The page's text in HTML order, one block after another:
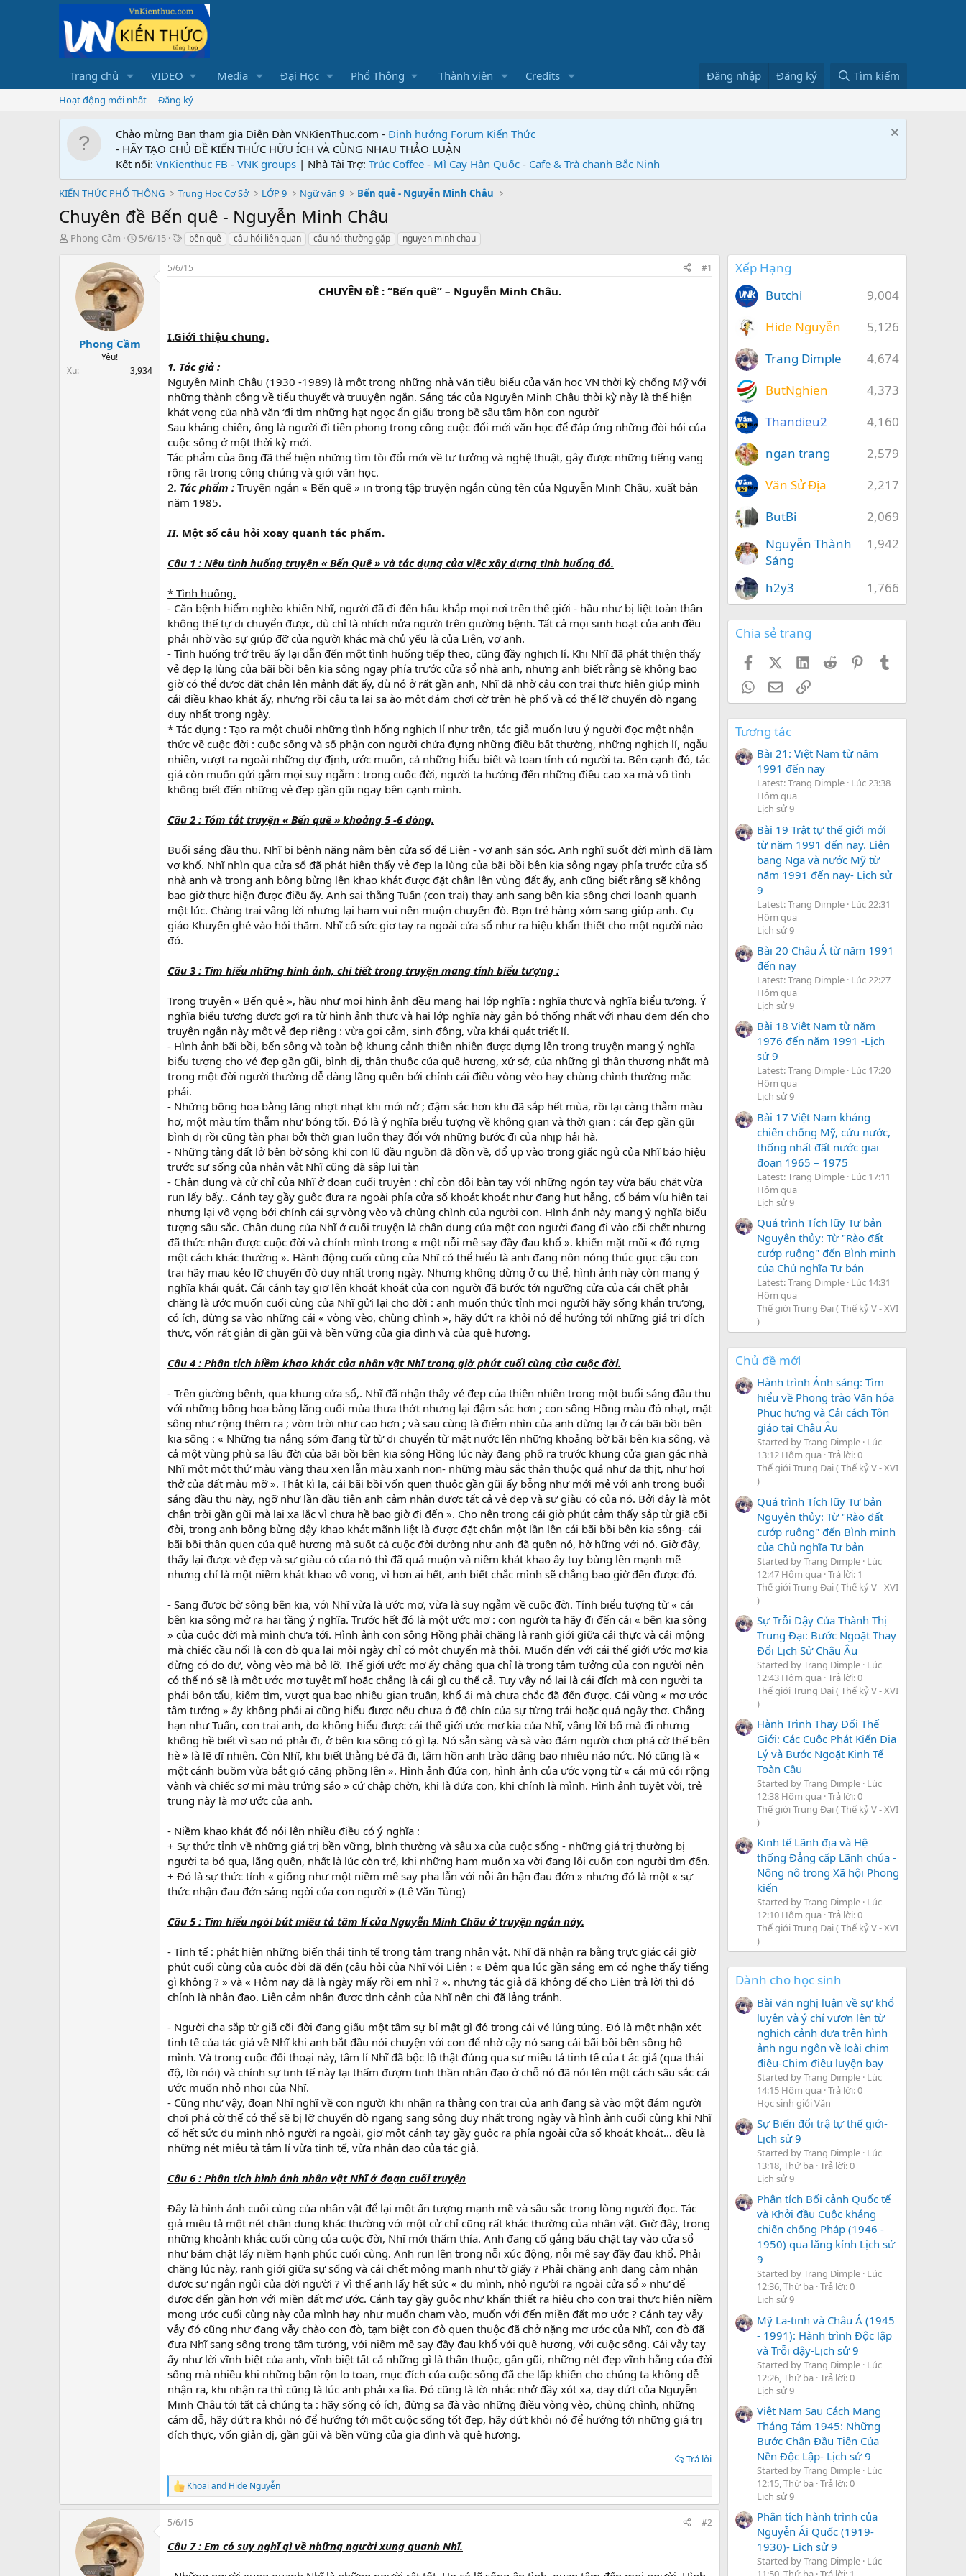
Trang chủ VIDEO Media Đại Học Phổ Thông Thành viên Credits Đăng nhập Đăng ký Tìm kiếm
Hoạt động mới nhất Đăng ký
Chào mừng Bạn tham gia Diễn Đàn VNKienThuc.com - Định hướng Forum Kiến Thức
- HÃY TẠO CHỦ ĐỀ KIẾN THỨC HỮU ÍCH VÀ CÙNG NHAU THẢO LUẬN
Kết nối: VnKienthuc FB - VNK groups | Nhà Tài Trợ: Trúc Coffee - Mì Cay Hàn Quốc - Cafe & Trà chanh Bắc Ninh
KIẾN THỨC PHỔ THÔNG Trung Học Cơ Sở LỚP 9 Ngữ văn 9 Bến quê - Nguyễn Minh Châu
Chuyên đề Bến quê - Nguyễn Minh Châu
T
t
Phong Cầm
N
y
g
ử
i
5/6/15
T
k
h
bến quê câu hỏi liên quan câu hỏi thường gặp nguyen minh chau
Phong Cầm
Yêu!
Xu
3,934
5/6/15 #1
CHUYÊN ĐỀ : “Bến quê” – Nguyễn Minh Châu.
I.Giới thiệu chung.
1. Tác giả :
Nguyễn Minh Châu (1930 -1989) là một trong những nhà văn tiêu biểu của văn học VN thời kỳ chống Mỹ với
những thành công về tiểu thuyết và truuyện ngắn. Sáng tác của Nguyễn Minh Châu thời kỳ này là thể hiện
khát vọng của nhà văn ‘đi tìm những hạt ngọc ẩn giấu trong bề sâu tâm hồn con người’
Sau kháng chiến, ông là người đi tiên phong trong công cuộc đổi mới văn học để đáp ứng những đòi hỏi của
cuộc sống ở một thời kỳ mới.
Tác phẩm của ông đã thể hiện những tìm tòi đổi mới về tư tưởng và nghệ thuật, gây được những tiếng vang
rộng rãi trong công chúng và giới văn học.
2. Tác phẩm : Truyện ngắn « Bến quê » in trong tập truyện ngắn cùng tên của Nguyễn Minh Châu, xuất bản
năm 1985.
II. Một số câu hỏi xoay quanh tác phẩm.
Câu 1 : Nêu tình huống truyện « Bến Quê » và tác dụng của việc xây dựng tình huống đó.
* Tình huống.
- Căn bệnh hiểm nghèo khiến Nhĩ, người đã đi đến hầu khắp mọi nơi trên thế giới - hầu như bị liệt toàn thân
không thế tự di chuyển được, dù chỉ là nhích nửa người trên giường bệnh. Tất cả mọi sinh hoạt của anh đều
phải nhờ vào sự giúp đỡ của người khác mà chủ yếu là của Liên, vợ anh.
- Tình huống trớ trêu ấy lại dẫn đến một tình huống tiếp theo, cũng đầy nghịch lí. Khi Nhĩ đã phát thiện thấy
vẻ đẹp lạ lùng của bãi bồi bên kia sông ngay phía trước cửa sổ nhà anh, nhưng anh biết rằng sẽ không bao
giờ có thể được đặt chân lên mảnh đất ấy, dù nó ở rất gần anh, Nhĩ đã nhờ cậu con trai thực hiện giúp mình
cái điều khao khát ấy, nhưng rồi cậu ta lại sa ào một đám chơi cờ trên hè phố và có thể lỡ chuyến đò ngang
duy nhất trong ngày.
* Tác dụng : Tạo ra một chuỗi những tình hống nghịch lí như trên, tác giả muốn lưu ý người đọc một nhận
thức về cuộc đời : cuộc sống và số phận con người chứa đựng những điều bất thường, những nghịch lí, ngẫu
nhiên, vượt ra ngoài những dự định, ước muốn, cả những hiểu biết và toan tính củ người ta. Bên cạnh đó, tác
giả còn muốn gửi gắm mọi suy ngẫm : trong cuộc đời, người ta hướng đến những điều cao xa mà vô tình
không biết đến những vẻ đẹp gần gũi ngay bên cạnh mình.
Câu 2 : Tóm tắt truyện « Bến quê » khoảng 5 -6 dòng.
Buổi sáng đầu thu. Nhĩ bị bệnh nặng nằm bên cửa sổ để Liên - vợ anh săn sóc. Anh nghĩ suốt đời mình đã làm
vợ khổ. Nhĩ nhìn qua cửa sổ đã phát hiện thấy vẻ đẹp lạ lùng của bãi bồi bên kia sông ngay phía trước cửa sổ
nhà anh và trong anh bỗng bừng lên khao khát được đặt chân lên vùng đất ấy, anh cũng biết rằng sẽ không
bao giờ thực hiện được điều ấy. Anh sai thằng Tuấn (con trai) thay anh sang bên kia sông chơi loanh quanh
một lúc. Chàng trai vâng lời nhưng lại ham vui nên muộn chuyến đò. Bọn trẻ hàng xóm sang giúp anh. Cụ
giáo Khuyến ghé vào hỏi thăm. Nhĩ cố sức giơ tay ra ngoài cửa sổ như ra hiệu khẩn thiết cho một người nào
đó.
Câu 3 : Tìm hiểu những hình ảnh, chi tiết trong truyện mang tính biểu tượng :
Trong truyện « Bến quê », hầu như mọi hình ảnh đều mang hai lớp nghĩa : nghĩa thực và nghĩa biểu tượng. Ý
nghĩa biểu tượng được gợi ra từ hình ảnh thực và hai lớp nghĩa này gắn bó thống nhất với nhau đem đến cho
truyện ngắn này một vẻ đẹp riêng : vừa gợi cảm, sinh động, vừa khái quát triết lí.
- Hình ảnh bãi bồi, bến sông và toàn bộ khung cảnh thiên nhiên được dựng lên trong truyện mang ý nghĩa
biểu tượng cho vẻ đẹp gần gũi, bình dị, thân thuộc của quê hương, xứ sở, của những gì thân thương nhất mà
trong một đời người thường dễ dàng lãng quên bởi chính cái điều vòng vèo hay chùng chình thường mắc
phải.
- Những bông hoa bằng lăng nhợt nhạt khi mới nở ; đậm sắc hơn khi đã sắp hết mùa, rồi lại càng thẫm màu
hơ, một màu tím thẫm như bóng tối. Đó là ý nghĩa biểu tượng về không gian và thời gian : cái đẹp gần gũi
bình dị rồi cũng tàn phai bởi thời gian luôn thay đổi với những bước đi của nhịp hải hà.
- Những tảng đất lở bên bờ sông khi con lũ đầu nguồn đã dồn về, đổ ụp vào trong giấc ngủ của Nhĩ báo hiệu
trước sự sống của nhân vật Nhĩ cũng đã sắp lụi tàn
- Chân dung và cử chỉ của Nhĩ ở đoan cuối truyện : chỉ còn đôi bàn tay với những ngón tay vừa bấu chặt vừa
run lẩy bẩy.. Cánh tay gầy guộc đưa ra ngoài phía cửa sổ khoát khoát như đang hụt hẫng, cố bám víu hiện tại
nhưng lại vô vọng bởi chính cái sự vòng vèo và chùng chình của người con. Hình ảnh này mang ý nghĩa biểu
tượng sâu sắc. Chân dung của Nhĩ ở cuối truyện là chân dung của một con người đang đi vào cõi chết nhưng
đã thức nhận được cuộc đời và chính mình trong « một nỗi mê say đầy đau khổ ». khiến mặt mũi « đỏ rựng
một cách khác thường ». Hành động cuối cùng của Nhĩ có thể hiểu là anh đang nôn nóng thúc giục cậu con
trai hãy mau kẻo lỡ chuyến đò duy nhất trong ngày. Nhưng không dừng ở cụ thể, hình ảnh này còn mang ý
nghĩa khái quát. Cái cánh tay giơ lên khoát khoát của con người đã bước tới ngưỡng cửa của cái chết phải
chăng là ước muốn cuối cùng của Nhĩ gửi lại cho đời : anh muốn thức tỉnh mọi người hãy sống khẩn trương,
có ích, đừng sa vào những cái « vòng vèo, chùng chình », hãy dứt ra khỏi nó để hướng tới những giá trị đích
thực, vốn rất giản dị gần gũi và bền vững của gia đình và của quê hương.
Câu 4 : Phân tích hiềm khao khát của nhân vật Nhĩ trong giờ phút cuối cùng của cuộc đời.
- Trên giường bệnh, qua khung cửa sổ,. Nhĩ đã nhận thấy vẻ đẹp của thiên nhiên trong một buổi sáng đầu thu
với những bông hoa bằng lăng cuối mùa thưa thớt nhưng lại đậm sắc hơn ; con sông Hồng màu đỏ nhạt, mặt
sông như rộng thêm ra ; vòm trời như cao hơn ; và sau cùng là điểm nhìn của anh dừng lại ở cái bãi bồi bên
kia sông : « Những tia nắng sớm đang từ từ di chuyển từ mặt nước lên những khoảng bờ bãi bên kia sông, và
cả một vùng phù sa lâu đời của bãi bồi bên kia sông Hồng lúc này đang phô ra trước khung cửa gian gác nhà
Nhĩ một một thứ màu vàng thau xen lẫn màu xanh non- những màu sắc thân thuộc quá như da thịt, như hơi
thở của đất màu mỡ ». Thật kì lạ, cái bãi bồi vốn quen thuộc gần gũi ấy bỗng như mới mẻ với anh trong buổi
sáng đầu thu này, ngỡ như lần đầu tiên anh cảm nhận được tất cả vẻ đẹp và sự giàu có của nó. Bởi đây là một
chân trời gần gũi mà lại xa lắc vì chưa hề bao giờ đi đến ». Cho nên trong cái giờ phút cảm thấy sắp từ giã cõi
đời, trong anh bỗng bừng dậy khao khát mãnh liệt là được đặt chân một lần lên cái bãi bồi bên kia sông- cái
bãi bồi thân quen của quê hương mà suốt cả cuộc đời dường như anh đã quên nó, hờ hững với nó. Giờ đây,
thấy lại được vẻ đẹp và sự giàu có của nó thì đã quá muộn và niềm khát khao ấy tuy bùng lên mạnh mẽ
nhưng chỉ là một niềm khát khao vô vọng, vì hơn ai hết, anh biết chắc mình sẽ chẳng bao giờ đến được đó.
- Sang được bờ sông bên kia, với Nhĩ vừa là ước mơ, vừa là suy ngẫm về cuộc đời. Tính biểu tượng từ « cái
bên kia sông mở ra hai tầng ý nghĩa. Trước hết đó là một ước mơ : con người ta hãy đi đến cái « bên kia sông
» của cuộc đời mà mình chưa tới. Hình ảnh con sông Hồng phải chăng là ranh giới giữa cái thực và cái mộng
mà chiếc cầu nối là con đò qua lại mỗi ngày chỉ có một chuyến mà thôi. Muốn đến với cái thế giới ước mơ kia
đừng có do dự, vòng vèo mà bỏ lỡ. Thế giới ước mơ ấy chẳng qua chỉ là trong tâm tưởng của con người nên
có thể nó sẽ là một ước mơ tuyệt mĩ hoặc chẳng là cái gì cụ thể cả. Tuy vậy nó lại là cái đích mà con người ta
phải bôn tẩu, kiếm tìm, vượt qua bao nhiêu gian truân, khổ ải mà chưa chắc đã đến được. Cái vùng « mơ ước
tâm tưởng » ấy không phải ai cũng hiểu được nếu chưa ở độ chín của sự từng trải hoặc quá ngây thơ. Chẳng
hạn như Tuấn, con trai anh, do không hiểu được cái thế giới ước mơ kia của Nhĩ, vâng lời bố mà đi nhưng
không hề biết vì sao nó phải đi, ở bên kia sông có gì lạ. Nó sẵn sàng và sà vào đám người chơi phá cờ thế bên
hè » là lẽ dĩ nhiên. Còn Nhĩ, khi biết thằng bé đã đi, tâm hồn anh trào dâng bao nhiêu náo nức. Nó cũng là «
một cánh buồm vừa bắt gió căng phồng lên ». Hình ảnh đứa con, hình ảnh của ước vọng từ « cái mũ cói rộng
vành và chiếc sơ mi màu trứng sáo » cứ chập chờn, khi là đứa con, khi chính là mình. Hình ảnh tuyệt vời, trẻ
trung này là mơ ước của anh.
- Niềm khao khát đó nói lên nhiều điều có ý nghĩa :
+ Sự thức tỉnh về những giá trị bền vững, bình thường và sâu xa của cuộc sống - những giá trị thường bị
người ta bỏ qua, lãng quên, nhất là lúc còn trẻ, khi những ham muốn xa vời đang lôi cuốn con người tìm đến.
+ Đó là sự thức tỉnh « giống như một niềm mê say pha lẫn với nỗi ân hận đau đớn » nhưng đó là một « sự
thức nhận đau đớn sáng ngời của con người » (Lê Văn Tùng)
Câu 5 : Tìm hiểu ngòi bút miêu tả tâm lí của Nguyễn Minh Châu ở truyện ngắn này.
- Tinh tế : phát hiện những biến thái tinh tế trong tâm trạng nhân vật. Nhĩ đã nhận ra bằng trực giác cái giờ
phút cuối cùng của cuộc đời đã đến (câu hỏi của Nhĩ vói Liên : « Đêm qua lúc gần sáng em có nghe thấy tiếng
gì không ? » và « Hôm nay đã là ngày mấy rồi em nhỉ ? ». nhưng tác giả đã không để cho Liên trả lời thì đó
chính là nhân đạo. Liên cảm nhận được tình cảnh của Nhĩ nên chị đã lảng tránh.
- Người cha sắp từ giã cõi đời đang giấu một tâm sự bí mật gì đó trong cái vẻ lúng túng. Đó là một nhận xét
tinh tế của tác giả về Nhĩ khi anh bắt đầu nói chuyện với con để nhờ cậy nó sang cái bãi bồi bên sông hộ
mình. Và trong cuộc đối thoại này, tâm lí Nhĩ đã bộc lộ thật đúng qua sự miêu tả tinh tế của t ác giả (qua thái
độ, lời nói) và chính sự tinh tế này lại thấm đượm tinh thần nhân đạo ở chỗ nó đã nói lên một cách sâu sắc cái
ước muốn nhỏ nhoi của Nhĩ.
- Cũng như vậy, đoạn Nhĩ nghĩ về con người khi nhận ra thằng con trai của anh đang sà vào một đám người
chơi phá cờ thế có thể sẽ bị lỡ chuyến đò ngang sang sông duy nhất trong ngày và hình ảnh cuối cùng khi Nhĩ
cố hết sức đu mình nhô người ra ngoài, giơ một cánh tay gầy guộc ra phía ngoài cửa sổ khoát khoát… đều là
những nét miêu tả tâm lí vừa tinh tế, vừa nhân đạo của tác giả.
Câu 6 : Phân tích hình ảnh nhân vật Nhĩ ở đoạn cuối truyện
Đây là hình ảnh cuối cùng của nhân vật để lại một ấn tượng mạnh mẽ và sâu sắc trong lòng người đọc. Tác
giả miêu tả một nét chân dung khác thường với một cử chỉ cũng rất khác thường của nhân vật. Giờ đây, trong
những khoảnh khắc cuối cùng của cuộc đời, Nhĩ mới thấm thía. Anh đang cố gắng bấu chặt tay vào cửa sổ
như bám chặt lấy niềm hạnh phúc cuối cùng. Anh run lên trong nỗi xúc động, nỗi mê say đầy đau khổ. Phải
chăng lúc này, ranh giới giữa sự sống và cái chết mỏng manh như tờ giấy ? Phải chăng anh đang cảm nhận
được sự ngắn ngủi của đời người ? Vì thế anh lấy hết sức « đu mình, nhô người ra ngoài cửa sổ » như để
được đến gần hơn với miền đất mơ ước. Cánh tay gầy guộc như khẩn thiết ra hiệu cho con trai thực hiện niềm
mong ước cuối cùng này của mình hay như muốn chạm vào, muốn với đến miền đất mơ ước ? Cánh tay vẫy
vẫy đó cũng như đang vẫy chào con đò, tạm biệt con đò quen thuộc đã chở nặng mơ ước của Nhĩ, con đò đã
đưa Nhĩ sang sông trong tâm tưởng, với niềm mê say đầy đau khổ với quê hương, với cuộc sống. Cái vẫy tay
ấy như lời vĩnh biệt của anh, vĩnh biệt tất cả những gì là thân thuộc, gần gũi, những nét đẹp vĩnh hằng của đời
sống mà nhiều khi những bận rộn lo toan, mục đích của cuộc sống đã che lấp khiến cho chúng ta không dễ
nhận ra, khi nhận ra thì cũng là lúc anh phải xa lìa. Đó cũng là lời nhắc nhở đầy xót xa, day dứt của Nguyễn
Minh Châu tới tất cả chúng ta : hãy sống có ích, đừng sa đà vào những điều vòng vèo, chùng chình, những
cám dỗ, hãy dứt ra khỏi nó để hướng tới một cuộc sống tốt đẹp, hãy dứt khỏi nó để hướng tới những giá trị
đích thực, vốn giản dị, gần gũi và bền vững của gia đình và quê hương.
Trả lời
R
e
a
c
i
n
Khoai and Hide Nguyễn
5/6/15 #2
Câu 7 : Em có suy nghĩ gì về những người xung quanh Nhĩ.
Xếp Hạng
9,004
Butchi
5,126
Hide Nguyễn
4,674
Trang Dimple
4,373
ButNghien
4,160
Thandieu2
2,579
ngan trang
2,217
Văn Sử Địa
2,069
ButBi
1,942
Nguyễn Thành
Sáng
1,766
h2y3
Chia sẻ trang
FacebookX (Twitter)
LinkedIn
Reddit Pinterest
WhatsApp
EmailLink
Tương tác
Bài 21: Việt Nam từ năm
1991 đến nay
Latest: Trang Dimple Lúc 23:38
Hôm qua
Lịch sử 9
Bài 19 Trật tự thế giới mới
từ năm 1991 đến nay. Liên
bang Nga và nước Mỹ từ
năm 1991 đến nay- Lịch sử
9
Latest: Trang Dimple Lúc 22:31
Hôm qua
Lịch sử 9
Bài 20 Châu Á từ năm 1991
đến nay
Latest: Trang Dimple Lúc 22:27
Hôm qua
Lịch sử 9
Bài 18 Việt Nam từ năm
1976 đến năm 1991 -Lịch
sử 9
Latest: Trang Dimple Lúc 17:20
Hôm qua
Lịch sử 9
Bài 17 Việt Nam kháng
chiến chống Mỹ, cứu nước,
thống nhất đất nước giai
đoạn 1965 – 1975
Latest: Trang Dimple Lúc 17:11
Hôm qua
Lịch sử 9
Quá trình Tích lũy Tư bản
Nguyên thủy: Từ "Rào đất
cướp ruộng" đến Bình minh
của Chủ nghĩa Tư bản
Latest: Trang Dimple Lúc 14:31
Hôm qua
Thế giới Trung Đại ( Thế kỷ V - XVI
)
Chủ đề mới
Hành trình Ánh sáng: Tìm
hiểu về Phong trào Văn hóa
Phục hưng và Cải cách Tôn
giáo tại Châu Âu
Started by Trang Dimple Lúc
13:12 Hôm qua Trả lời: 0
Thế giới Trung Đại ( Thế kỷ V - XVI
)
Quá trình Tích lũy Tư bản
Nguyên thủy: Từ "Rào đất
cướp ruộng" đến Bình minh
của Chủ nghĩa Tư bản
Started by Trang Dimple Lúc
12:47 Hôm qua Trả lời: 1
Thế giới Trung Đại ( Thế kỷ V - XVI
)
Sự Trỗi Dậy Của Thành Thị
Trung Đại: Bước Ngoặt Thay
Đổi Lịch Sử Châu Âu
Started by Trang Dimple Lúc
12:43 Hôm qua Trả lời: 0
Thế giới Trung Đại ( Thế kỷ V - XVI
)
Hành Trình Thay Đổi Thế
Giới: Các Cuộc Phát Kiến Địa
Lý và Bước Ngoặt Kinh Tế
Toàn Cầu
Started by Trang Dimple Lúc
12:38 Hôm qua Trả lời: 0
Thế giới Trung Đại ( Thế kỷ V - XVI
)
Kinh tế Lãnh địa và Hệ
thống Đẳng cấp Lãnh chúa -
Nông nô trong Xã hội Phong
kiến
Started by Trang Dimple Lúc
12:10 Hôm qua Trả lời: 0
Thế giới Trung Đại ( Thế kỷ V - XVI
)
Dành cho học sinh
Bài văn nghị luận về sự khổ
luyện và ý chí vươn lên từ
nghịch cảnh dựa trên hình
ảnh ngụ ngôn về loài chim
điêu-Chim điêu luyện bay
Started by Trang Dimple Lúc
14:15 Hôm qua Trả lời: 0
Học sinh giỏi Văn
Sự Biến đổi trậ tự thế giới-
Lịch sử 9
Started by Trang Dimple Lúc
13:18, Thứ ba Trả lời: 0
Lịch sử 9
Phân tích Bối cảnh Quốc tế
và Khởi đầu Cuộc kháng
chiến chống Pháp (1946 -
1950) qua lăng kính Lịch sử
9
Started by Trang Dimple Lúc
12:36, Thứ ba Trả lời: 0
Lịch sử 9
Mỹ La-tinh và Châu Á (1945
- 1991): Hành trình Độc lập
và Trỗi dậy-Lịch sử 9
Started by Trang Dimple Lúc
12:26, Thứ ba Trả lời: 0
Lịch sử 9
Việt Nam Sau Cách Mạng
Tháng Tám 1945: Những
Bước Chân Đầu Tiên Của
Nền Độc Lập- Lịch sử 9
Started by Trang Dimple Lúc
12:15, Thứ ba Trả lời: 0
Lịch sử 9
Phân tích hành trình của
Nguyễn Ái Quốc (1919-
1930)- Lịch sử 9
Started by Trang Dimple Lúc